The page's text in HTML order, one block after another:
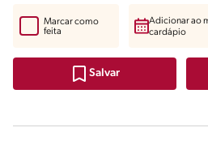
Salvar
Marcar como
feita
Adicionar ao
cardápio